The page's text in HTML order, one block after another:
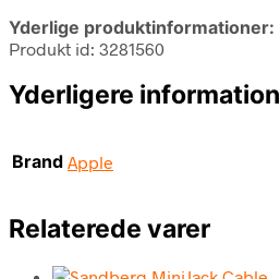
Yderlige produktinformationer:
Produkt id: 3281560
Yderligere information
Brand Apple
Relaterede varer